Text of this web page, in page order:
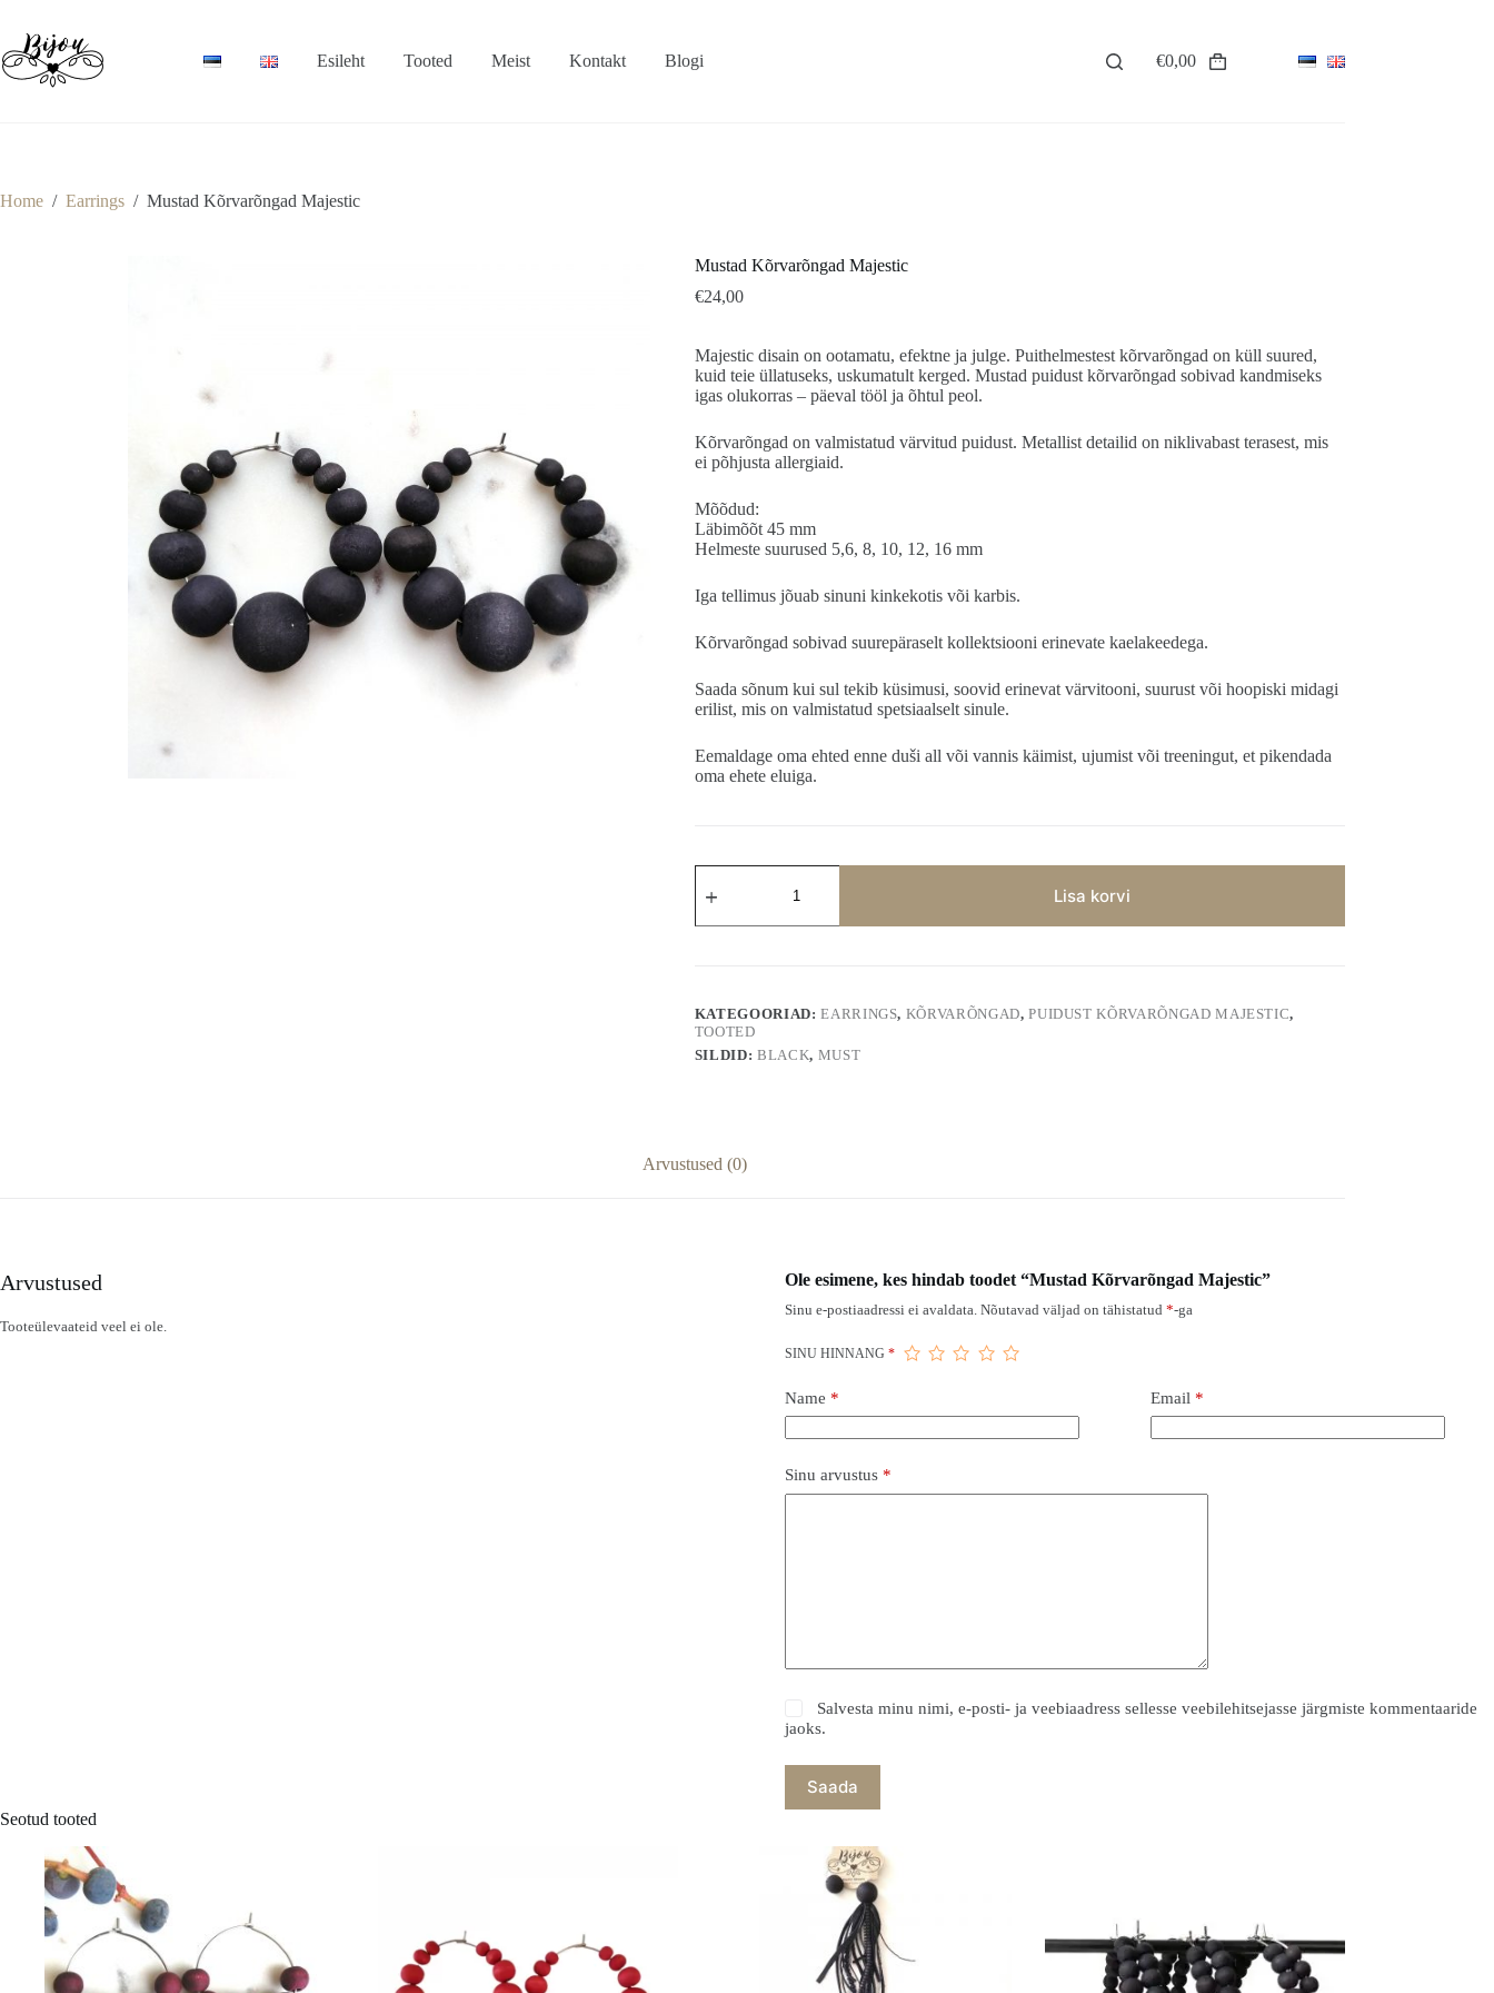
content
Esileht Tooted Meist Kontakt Blogi
Shopping
€0,00
Home / Earrings / Mustad Kõrvarõngad Majestic
Mustad Kõrvarõngad Majestic
€24,00
Majestic disain on ootamatu, efektne ja julge. Puithelmestest kõrvarõngad on küll suured,
kuid teie üllatuseks, uskumatult kerged. Mustad puidust kõrvarõngad sobivad kandmiseks
igas olukorras – päeval tööl ja õhtul peol.
Kõrvarõngad on valmistatud värvitud puidust. Metallist detailid on niklivabast terasest, mis
ei põhjusta allergiaid.
Mõõdud:
Läbimõõt 45 mm
Helmeste suurused 5,6, 8, 10, 12, 16 mm
Iga tellimus jõuab sinuni kinkekotis või karbis.
Kõrvarõngad sobivad suurepäraselt kollektsiooni erinevate kaelakeedega.
Saada sõnum kui sul tekib küsimusi, soovid erinevat värvitooni, suurust või hoopiski midagi
erilist, mis on valmistatud spetsiaalselt sinule.
Eemaldage oma ehted enne duši all või vannis käimist, ujumist või treeningut, et pikendada
oma ehete eluiga.
Kõrvarõngad
kogus
Lisa korvi
KATEGOORIAD:EARRINGS, KÕRVARÕNGAD,PUIDUST KÕRVARÕNGAD MAJESTIC,
TOOTED
SILDID: BLACK, MUST
Arvustused (0)
Arvustused
Tooteülevaateid veel ei ole.
Ole esimene, kes hindab toodet “Mustad Kõrvarõngad Majestic”
Sinu e-postiaadressi ei avaldata. Nõutavad väljad on tähistatud *-ga
SINU HINNANG *
Name * Email *
Sinu arvustus *
Salvesta minu nimi, e-posti- ja veebiaadress sellesse veebilehitsejasse järgmiste kommentaaride
jaoks.
Saada
Seotud tooted